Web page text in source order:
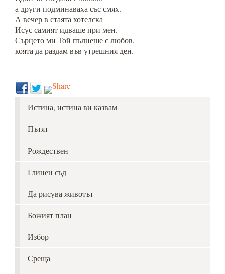
а други подминаваха със смях.
А вечер в стаята хотелска
Исус самият идваше при мен.
Сърцето ми Той пълнеше с любов,
коята да раздам във утрешния ден.
Истина, истина ви казвам
Пътят
Рождествен
Глинен съд
Да рисува животът
Божият план
Избор
Среща